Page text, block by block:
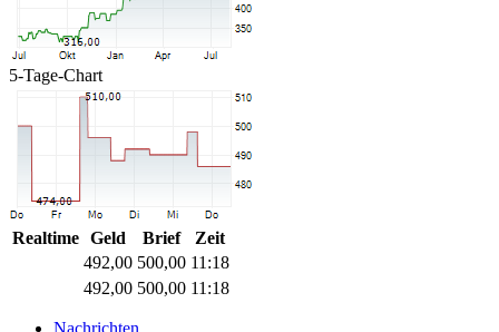
5-Tage-Chart
Realtime Geld Brief
Zeit
492,00 500,00 11:18
492,00 500,00 11:18
Nachrichten